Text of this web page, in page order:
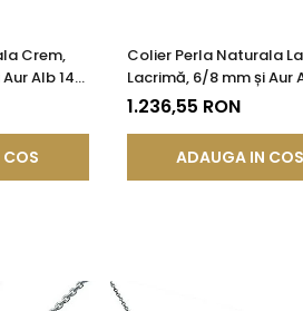
Crem,
Alb 14K
Colier Perla Naturala
Lacrimă, 6/8 mm și Aur
(aur 585) | KASKADDA®
1.236,55 RON
ADAUGA IN COS